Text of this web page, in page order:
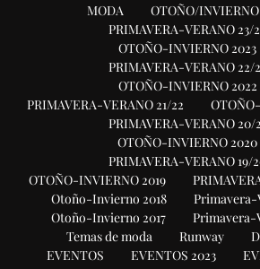
MODA
OTOÑO/
PRIMAVERA-VERANO 23/
OTOÑO-INVIERNO 2023
PRIMAVERA-VERANO 22/
OTOÑO-INVIERNO 2022
PRIMAVERA-VERANO 21/22
PRIMAVERA-VERANO 20/
OTOÑO-INVIERNO 2020
PRIMAVERA-VERANO 19/
OTOÑO-INVIERNO 2019
Otoño-Invierno 2018
Primavera-
Otoño-Invierno 2017
Primavera-
Temas de moda
Runway
EVENTOS
EVENTOS 2023